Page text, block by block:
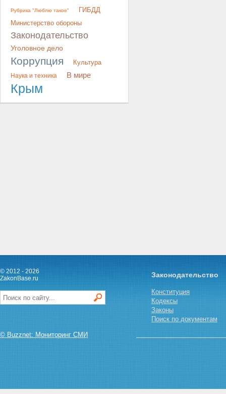
Рубрика "Люблю такое"
ГИБДД
Министерство обороны
Законодательство
Уголовное дело
Коррупция Культура
Наука и техника В мире
Крым
© 2012 - 2026
ZakonBase.ru
© Buzznet: Мониторинг СМИ
Законодательство
Конституция
Кодексы
Законы
Поиск по документам